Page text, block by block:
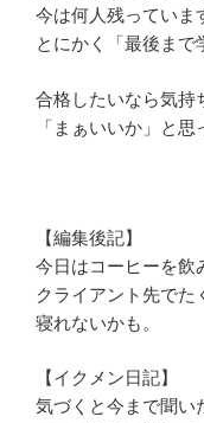
今は何人残っていま
とにかく「最後まで
合格したいなら気持
「まぁいいか」と
【編集後記】
今日はコーヒーを飲
クライアント先でた
寝れないかも。
【イクメン日記】
気づくと今まで聞い